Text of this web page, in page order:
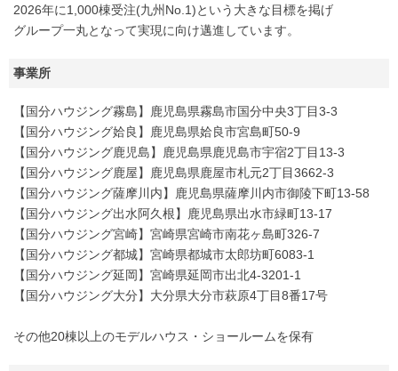
2026年に1,000棟受注(九州No.1)という大きな目標を掲げ
グループ一丸となって実現に向け邁進しています。
事業所
【国分ハウジング霧島】鹿児島県霧島市国分中央3丁目3‐3
【国分ハウジング姶良】鹿児島県姶良市宮島町50‐9
【国分ハウジング鹿児島】鹿児島県鹿児島市宇宿2丁目13-3
【国分ハウジング鹿屋】鹿児島県鹿屋市札元2丁目3662-3
【国分ハウジング薩摩川内】鹿児島県薩摩川内市御陵下町13-58
【国分ハウジング出水阿久根】鹿児島県出水市緑町13-17
【国分ハウジング宮崎】宮崎県宮崎市南花ヶ島町326-7
【国分ハウジング都城】宮崎県都城市太郎坊町6083-1
【国分ハウジング延岡】宮崎県延岡市出北4‐3201‐1
【国分ハウジング大分】大分県大分市萩原4丁目8番17号
その他20棟以上のモデルハウス・ショールームを保有